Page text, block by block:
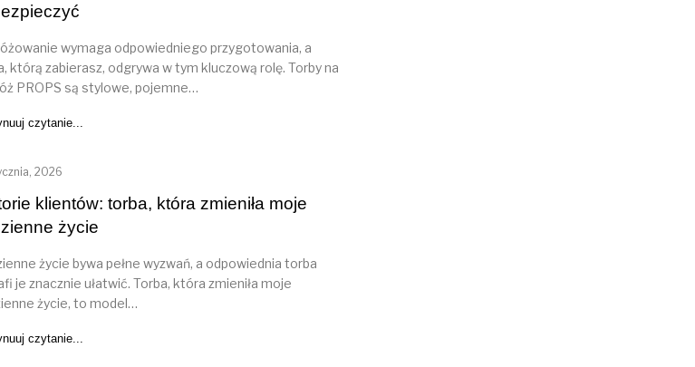
wymaga odpowiedniego przygotowania, a
którą zabierasz, odgrywa w tym kluczową rolę. Torby na
PROPS są stylowe, pojemne…
czytanie...
2026
klientów: torba, która zmieniła moje
życie
życie bywa pełne wyzwań, a odpowiednia torba
je znacznie ułatwić. Torba, która zmieniła moje
życie, to model…
czytanie...